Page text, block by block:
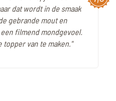
dat wordt in de smaak
gebrande mout en
filmend mondgevoel.
topper van te maken."